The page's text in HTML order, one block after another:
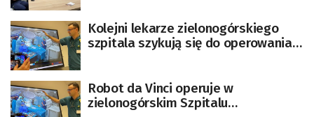
Kolejni lekarze zielonogórskiego
szpitala szykują się do operowania z
Robot da Vinci operuje w
zielonogórskim Szpitalu